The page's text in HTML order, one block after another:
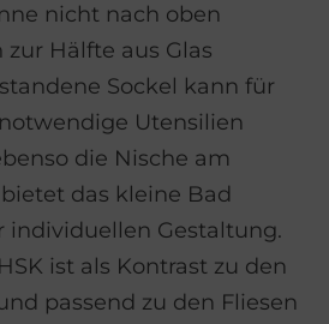
nicht nach oben
Hälfte aus Glas
Sockel kann für
Utensilien
die Nische am
das kleine Bad
individuellen Gestaltung.
ist als Kontrast zu den
passend zu den Fliesen